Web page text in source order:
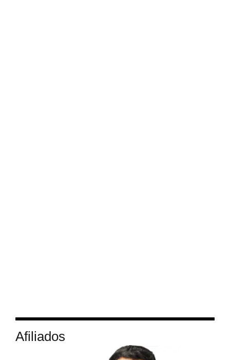
Afiliados